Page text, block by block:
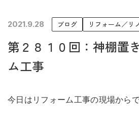
未来に住み継ぐ平屋
2021.9.28 ブログ リフォーム／リ
第２８１０回：神棚置
ム工事
今日はリフォーム工事の現場からで